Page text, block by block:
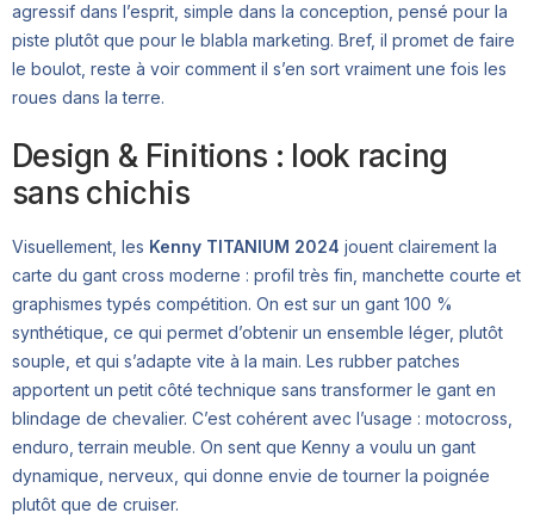
agressif dans l’esprit, simple dans la conception, pensé pour la
piste plutôt que pour le blabla marketing. Bref, il promet de faire
le boulot, reste à voir comment il s’en sort vraiment une fois les
roues dans la terre.
Design & Finitions : look racing
sans chichis
Visuellement, les Kenny TITANIUM 2024 jouent clairement la
carte du gant cross moderne : profil très fin, manchette courte et
graphismes typés compétition. On est sur un gant 100 %
synthétique, ce qui permet d’obtenir un ensemble léger, plutôt
souple, et qui s’adapte vite à la main. Les rubber patches
apportent un petit côté technique sans transformer le gant en
blindage de chevalier. C’est cohérent avec l’usage : motocross,
enduro, terrain meuble. On sent que Kenny a voulu un gant
dynamique, nerveux, qui donne envie de tourner la poignée
plutôt que de cruiser.